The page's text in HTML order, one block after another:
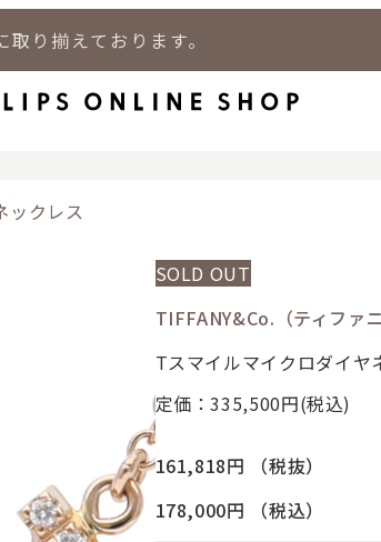
り揃えております。
ックレス
SOLD OUT
TIFFANY&Co.（ティファ
Tスマイルマイクロダイヤ
定価：335,500円(税込)
161,818円
（税抜）
178,000円
（税込）